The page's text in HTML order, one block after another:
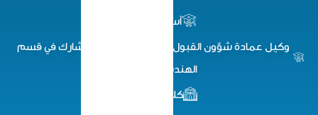
أستاذ مشارك
شؤون القبول والتسجيل - أستاذ مشارك في قسم
الهندسة الكهربائية
كلية الهندسة